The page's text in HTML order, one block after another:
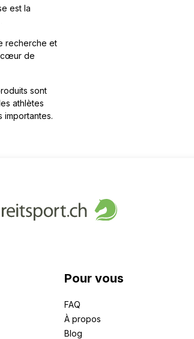
est la
recherche et
cœur de
sont
athlètes
importantes.
Pour vous
FAQ
À propos
Blog